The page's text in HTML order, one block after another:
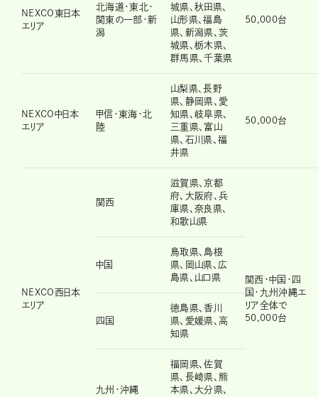
NEXCO東日本
エリア
北海道・東北・
関東の一部・新
潟
城県、秋田県、
山形県、福島
県、新潟県、茨
城県、栃木県、
群馬県、千葉県
50,000台
NEXCO中日本
エリア
甲信・東海・北
陸
山梨県、長野
県、静岡県、愛
知県、岐阜県、
三重県、富山
県、石川県、福
井県
50,000台
NEXCO西日本
エリア
関西
滋賀県、京都
府、大阪府、兵
庫県、奈良県、
和歌山県
関西・中国・四
国・九州沖縄エ
リア全体で
50,000台
中国
鳥取県、島根
県、岡山県、広
島県、山口県
四国
徳島県、香川
県、愛媛県、高
知県
九州・沖縄
福岡県、佐賀
県、長崎県、熊
本県、大分県、